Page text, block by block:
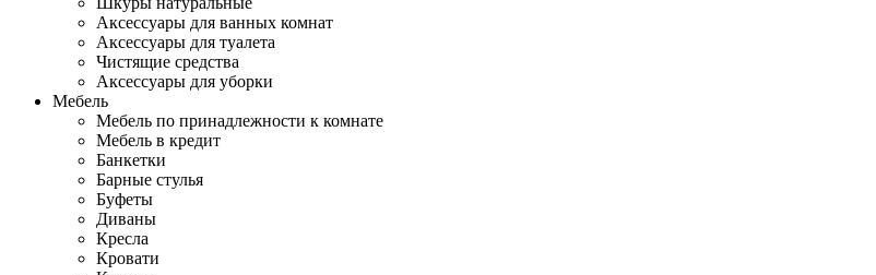
Аксессуары для ванных комнат
Аксессуары для туалета
Чистящие средства
Аксессуары для уборки
Мебель
Мебель по принадлежности к комнате
Мебель в кредит
Банкетки
Барные стулья
Буфеты
Диваны
Кресла
Кровати